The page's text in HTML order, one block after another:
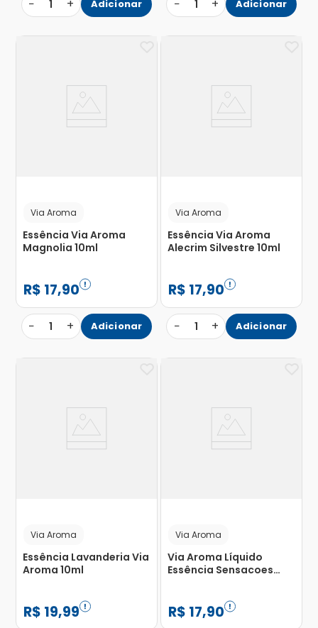
− 1 + Adicionar − 1 + Adicionar
Via Aroma
Essência Via Aroma
Magnolia 10ml
R$ 17,90
− 1 + Adicionar
Via Aroma
Essência Via Aroma
Alecrim Silvestre 10ml
R$ 17,90
− 1 + Adicionar
Via Aroma
Essência Lavanderia Via
Aroma 10ml
R$ 19,99
Via Aroma
Via Aroma Líquido
Essência Sensacoes
R$ 17,90